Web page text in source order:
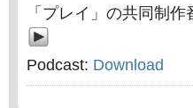
「プレイ」の共同制作
Podcast: Download